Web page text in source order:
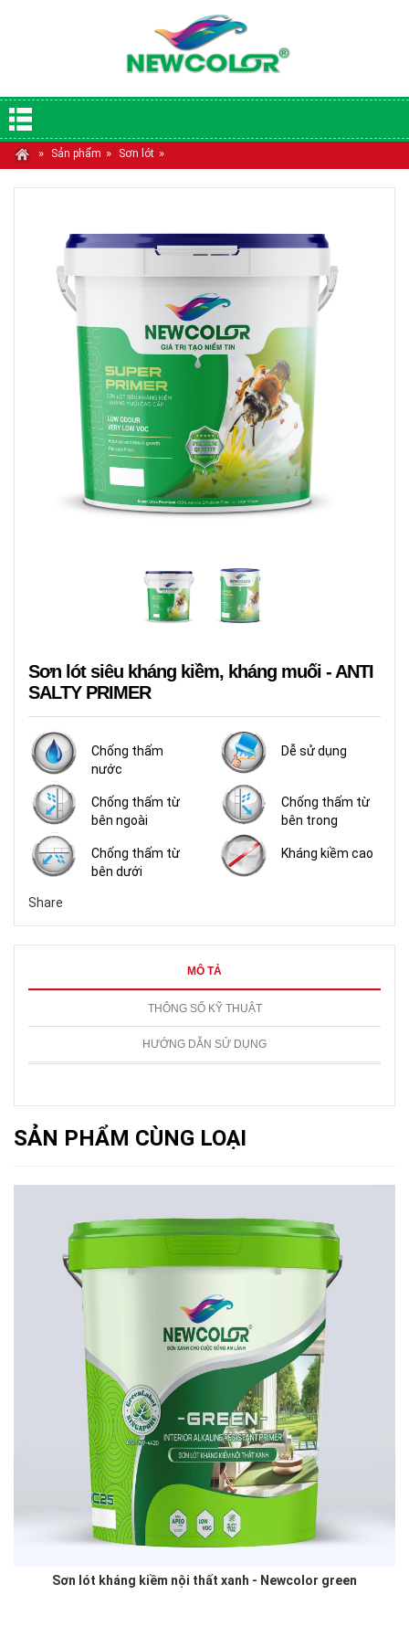
» Sản phẩm » Sơn lót »
Sơn lót siêu kháng kiềm, kháng muối - ANTI
SALTY PRIMER
Chống thấm
nước
Dễ sử dụng
Chống thấm từ
bên ngoài
Chống thấm từ
bên trong
Chống thấm từ
bên dưới
Kháng kiềm cao
Share
MÔ TẢ
THÔNG SỐ KỸ THUẬT
HƯỚNG DẪN SỬ DỤNG
SẢN PHẨM CÙNG LOẠI
Sơn lót kháng kiềm nội thất xanh - Newcolor green